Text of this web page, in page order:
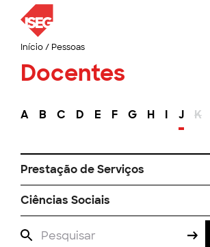
Início/ Pessoas
Docentes
A B C D E F G H I J K
Prestação de Serviços
Ciências Sociais